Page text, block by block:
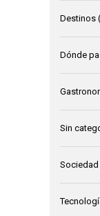
Destinos
Dónde
Sin
Sociedad